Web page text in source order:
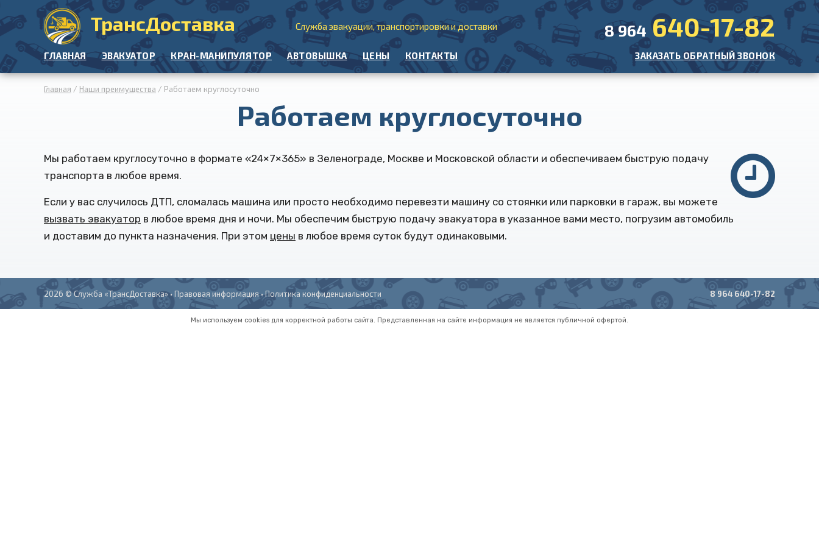
ТрансДоставка Служба эвакуации, транспортировки и доставки 8 964 640-17-82
ГЛАВНАЯ ЭВАКУАТОР КРАН-МАНИПУЛЯТОР АВТОВЫШКА ЦЕНЫ КОНТАКТЫ ЗАКАЗАТЬ ОБРАТНЫЙ ЗВОНОК
Главная / Наши преимущества / Работаем круглосуточно
Работаем круглосуточно
Мы работаем круглосуточно в формате «24×7×365» в Зеленограде, Москве и Московской области и обеспечиваем быструю подачу
транспорта в любое время.
Если у вас случилось ДТП, сломалась машина или просто необходимо перевезти машину со стоянки или парковки в гараж, вы можете
вызвать эвакуатор в любое время дня и ночи. Мы обеспечим быструю подачу эвакуатора в указанное вами место, погрузим автомобиль
и доставим до пункта назначения. При этом цены в любое время суток будут одинаковыми.
2026 ©Служба «ТрансДоставка»• Правовая информация•Политика конфиденциальности 8 964 640-17-82
Мы используем cookies для корректной работы сайта. Представленная на сайте информация не является публичной офертой.